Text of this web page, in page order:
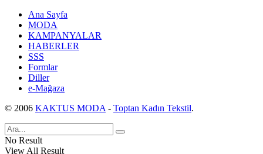
Ana Sayfa
MODA
KAMPANYALAR
HABERLER
SSS
Formlar
Diller
e-Mağaza
© 2006 KAKTUS MODA - Toptan Kadın Tekstil.
No Result
View All Result